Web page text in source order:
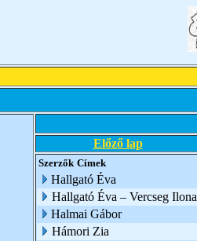
Előző lap
Szerzők Címek
Hallgató Éva
Hallgató Éva – Vercseg Ilona
Halmai Gábor
Hámori Zia